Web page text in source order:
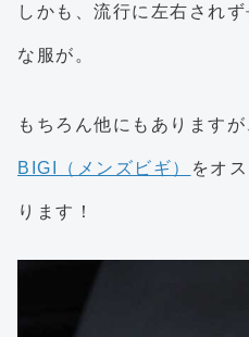
しかも、流行に左右され
な服が。
もちろん他にもあります
BIGI（メンズビギ） をオ
ります！